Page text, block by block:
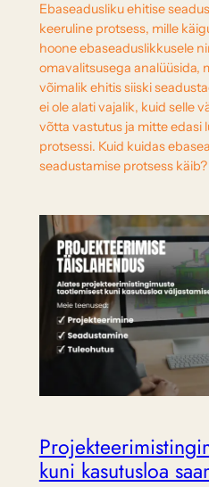
Ebaseadusliku ehitise
keeruline protsess, mille
hoone ebaseaduslikkusele
omavalitsusega analüüsida,
võimalik ehitis siiski
ei ole alati vajalik, kuid selle
võtta vastutus ja mitte edasi
protsessi. Kuid kuidas
seadustamise protsess
kuni kasutusloa